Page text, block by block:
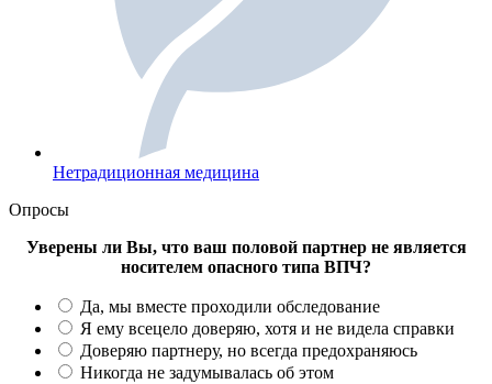
Нетрадиционная медицина
Опросы
Уверены ли Вы, что ваш половой партнер не является
носителем опасного типа ВПЧ?
Да, мы вместе проходили обследование
Я ему всецело доверяю, хотя и не видела справки
Доверяю партнеру, но всегда предохраняюсь
Никогда не задумывалась об этом